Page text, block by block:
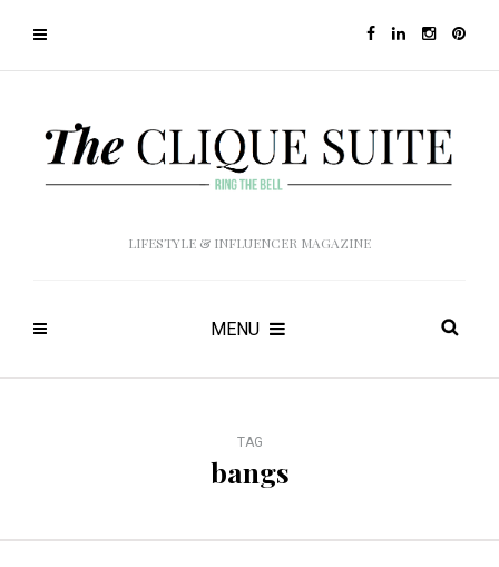
LIFESTYLE & INFLUENCER MAGAZINE
MENU
TAG
bangs